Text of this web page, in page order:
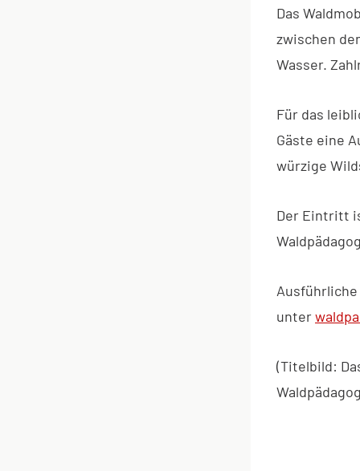
Das
zwischen
Wasser.
Für das
Gäste eine
würzige
Der Eintritt
unter
(Titelbild: